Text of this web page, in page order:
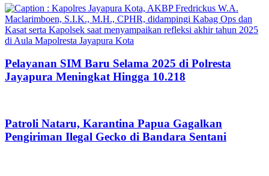
Pelayanan SIM Baru Selama 2025 di Polresta
Jayapura Meningkat Hingga 10.218
Patroli Nataru, Karantina Papua Gagalkan
Pengiriman Ilegal Gecko di Bandara Sentani